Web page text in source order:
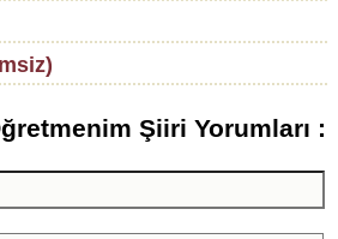
Şiiri Yorumları :